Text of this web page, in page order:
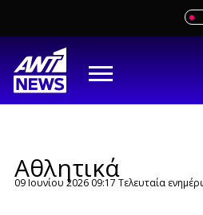
content
Αθλητικά
09 Ιουνίου 2026 09:17 Τελευταία